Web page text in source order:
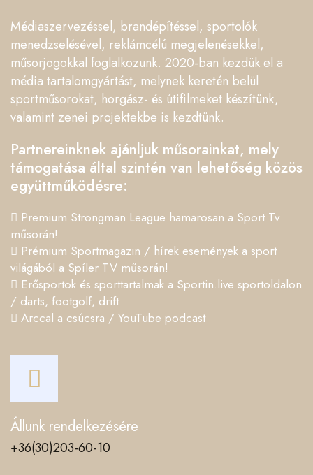
Médiaszervezéssel, brandépítéssel, sportolók
menedzselésével, reklámcélú megjelenésekkel,
műsorjogokkal foglalkozunk. 2020-ban kezdük el a
média tartalomgyártást, melynek keretén belül
sportműsorokat, horgász- és útifilmeket készítünk,
valamint zenei projektekbe is kezdtünk.
Partnereinknek ajánljuk műsorainkat, mely
támogatása által szintén van lehetőség közös
együttműködésre:
Premium Strongman League hamarosan a Sport Tv
műsorán!
Prémium Sportmagazin / hírek események a sport
világából a Spíler TV műsorán!
Erősportok és sporttartalmak a Sportin.live sportoldalon
/ darts, footgolf, drift
Arccal a csúcsra / YouTube podcast
Állunk rendelkezésére
+36(30)203-60-10